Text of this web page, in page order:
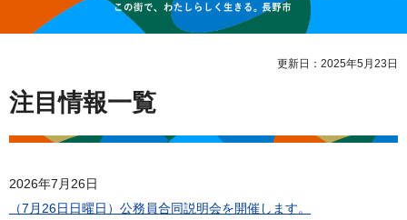
更新日：2025年5月23日
注目情報一覧
2026年7月26日
（7月26日日曜日）公務員合同説明会を開催します。